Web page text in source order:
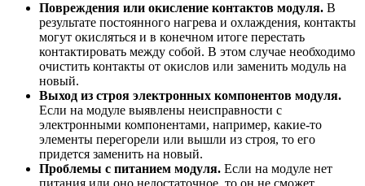
Повреждения или окисление контактов модуля. В
результате постоянного нагрева и охлаждения, контакты
могут окисляться и в конечном итоге перестать
контактировать между собой. В этом случае необходимо
очистить контакты от окислов или заменить модуль на
новый.
Выход из строя электронных компонентов модуля.
Если на модуле выявлены неисправности с
электронными компонентами, например, какие-то
элементы перегорели или вышли из строя, то его
придется заменить на новый.
Проблемы с питанием модуля. Если на модуле нет